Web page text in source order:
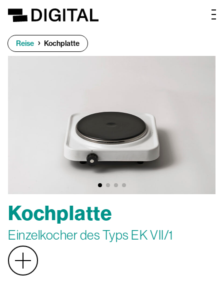
Reise Kochplatte
Kochplatte
Einzelkocher des Typs EK VII/1